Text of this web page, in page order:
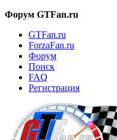
Форум GTFan.ru
GTFan.ru
ForzaFan.ru
Форум
Поиск
FAQ
Регистрация